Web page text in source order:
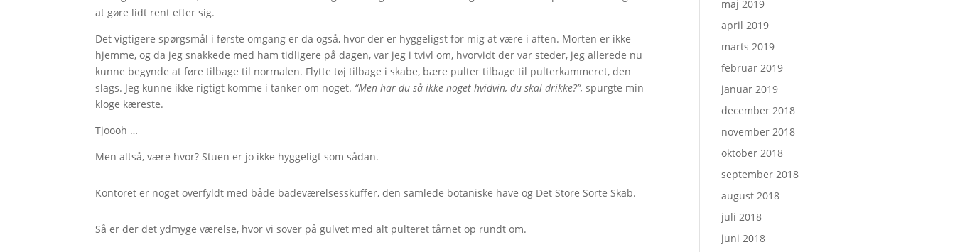
at gøre lidt rent efter sig.
Det vigtigere spørgsmål i første omgang er da også, hvor der er hyggeligst for mig at være i aften. Morten er ikke
hjemme, og da jeg snakkede med ham tidligere på dagen, var jeg i tvivl om, hvorvidt der var steder, jeg allerede nu
kunne begynde at føre tilbage til normalen. Flytte tøj tilbage i skabe, bære pulter tilbage til pulterkammeret, den
slags. Jeg kunne ikke rigtigt komme i tanker om noget. “Men har du så ikke noget hvidvin, du skal drikke?”, spurgte min
kloge kæreste.
Tjoooh …
Men altså, være hvor? Stuen er jo ikke hyggeligt som sådan.
Kontoret er noget overfyldt med både badeværelsesskuffer, den samlede botaniske have og Det Store Sorte Skab.
Så er der det ydmyge værelse, hvor vi sover på gulvet med alt pulteret tårnet op rundt om.
maj 2019
april 2019
marts 2019
februar 2019
januar 2019
december 2018
november 2018
oktober 2018
september 2018
august 2018
juli 2018
juni 2018